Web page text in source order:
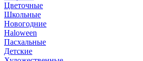
Цветочные
Школьные
Новогодние
Haloween
Пасхальные
Детские